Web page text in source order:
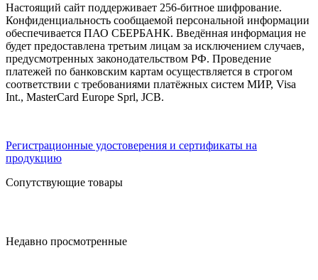
Настоящий сайт поддерживает 256-битное шифрование.
Конфиденциальность сообщаемой персональной информации
обеспечивается ПАО СБЕРБАНК. Введённая информация не
будет предоставлена третьим лицам за исключением случаев,
предусмотренных законодательством РФ. Проведение
платежей по банковским картам осуществляется в строгом
соответствии с требованиями платёжных систем МИР, Visa
Int., MasterCard Europe Sprl, JCB.
Регистрационные удостоверения и сертификаты на
продукцию
Сопутствующие товары
Недавно просмотренные